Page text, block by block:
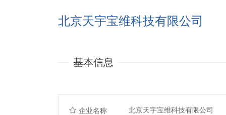
北京天宇宝维科技有限公司
基本信息
企业名称 北京天宇宝维科技有限公司